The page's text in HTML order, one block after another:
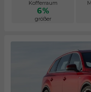
Kofferraum
6%
größer